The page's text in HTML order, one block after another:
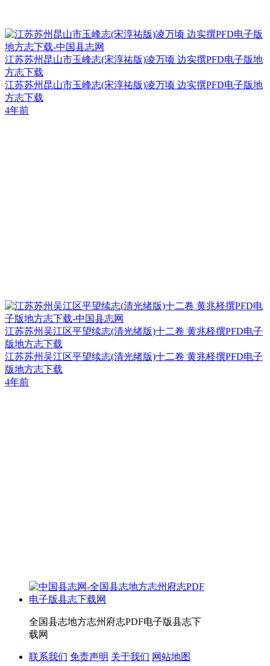
江苏苏州昆山市玉峰志(宋淳祐版)凌万顷 边实撰PFD电子版地
方志下载
江苏苏州昆山市玉峰志(宋淳祐版)凌万顷 边实撰PFD电子版地
方志下载
4年前
江苏苏州吴江区平望续志(清光绪版)十二卷 黄兆柽撰PFD电子
版地方志下载
江苏苏州吴江区平望续志(清光绪版)十二卷 黄兆柽撰PFD电子
版地方志下载
4年前
全国县志地方志州府志PDF电子版县志下
载网
联系我们 免责声明 关于我们 网站地图